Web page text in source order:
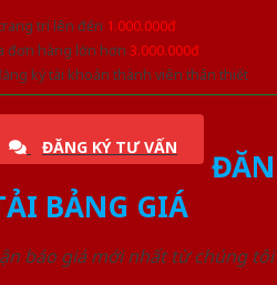
trí lên đến 1.000.000đ
đơn hàng lớn hơn 3.000.000đ
ký tài khoản thành viên thân thiết
ĐĂNG KÝ TƯ VẤN
BẢNG GIÁ
báo giá mới nhất từ chúng tôi